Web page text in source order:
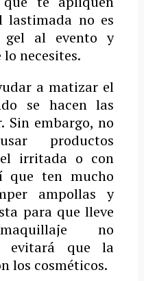
lastimada no es
al evento y
necesites.
a matizar el
se hacen las
Sin embargo, no
productos
irritada o con
que ten mucho
ampollas y
para que lleve
no
evitará que la
los cosméticos.